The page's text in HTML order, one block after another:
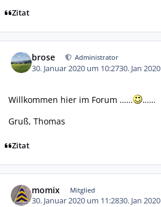
Zitat
brose Administrator
30. Januar 2020 um 10:2730. Jan 2020
Willkommen hier im Forum ……
……
Gruß, Thomas
Zitat
momix Mitglied
30. Januar 2020 um 11:2830. Jan 2020